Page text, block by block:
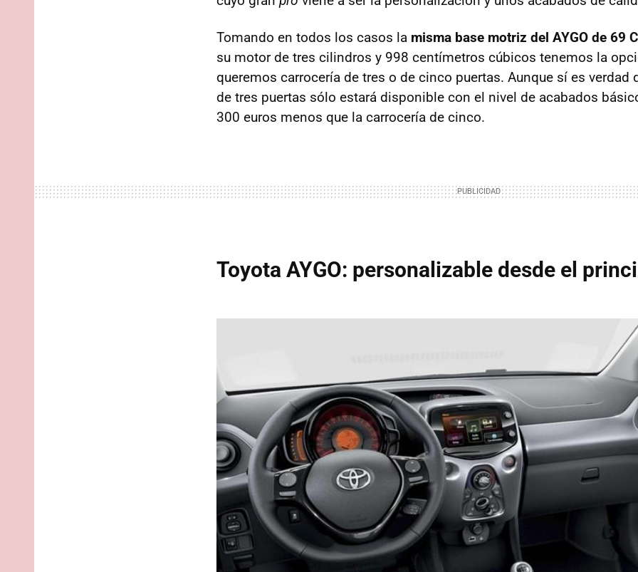
Tomando en todos los casos la misma base motriz del AYGO de 69
su motor de tres cilindros y 998 centímetros cúbicos tenemos la
queremos carrocería de tres o de cinco puertas. Aunque sí es verdad
de tres puertas sólo estará disponible con el nivel de acabados
300 euros menos que la carrocería de cinco.
Toyota AYGO: personalizable desde el